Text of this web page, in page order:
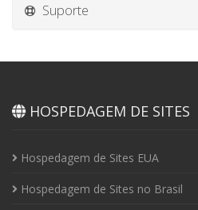
Suporte
HOSPEDAGEM DE SITES
Hospedagem de Sites EUA
Hospedagem de Sites no Brasil